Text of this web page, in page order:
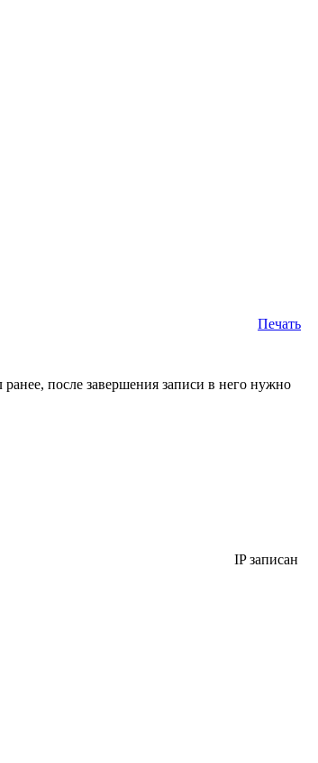
Печать
после завершения записи в него нужно
IP записан